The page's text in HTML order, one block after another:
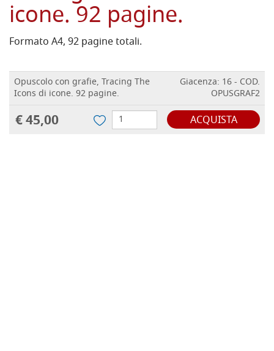
icone. 92 pagine.
Formato A4, 92 pagine totali.
Opuscolo con grafie, Tracing The
Icons di icone. 92 pagine.
Giacenza: 16 - COD.
OPUSGRAF2
€ 45,00 ACQUISTA